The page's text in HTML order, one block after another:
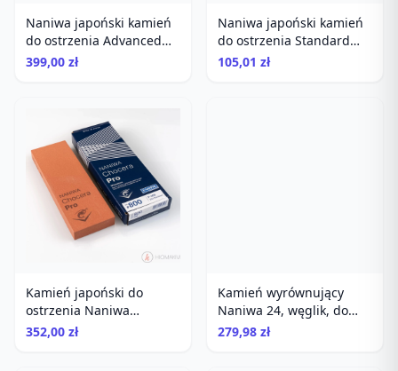
Naniwa japoński kamień
do ostrzenia Advanced
1000/3000
399,00 zł
Naniwa japoński kamień
do ostrzenia Standard
Stone 1500
105,01 zł
Kamień japoński do
ostrzenia Naniwa
Chocera Pro Professional
352,00 zł
Naniwa 24, węglik, do
spłaszczania kamieni
wodnych
279,98 zł